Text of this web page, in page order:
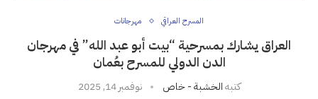
المسرح العراقي مهرجانات
العراق يشارك بمسرحية “بيت أبو عبد الله” في مهرجان
الدن الدولي للمسرح بعُمان
كتبهالخشبة - خاص نوفمبر 14, 2025